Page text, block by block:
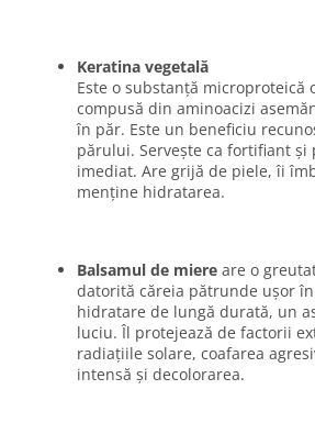
Keratina vegetală
Este o substanță microproteică
compusă din aminoacizi
în păr. Este un beneficiu
părului. Servește ca fortifiant și
imediat. Are grijă de piele, îi
menține hidratarea.
Balsamul de miere are o
datorită căreia pătrunde ușor
hidratare de lungă durată, un
luciu. Îl protejează de factorii
radiațiile solare, coafarea
intensă și decolorarea.